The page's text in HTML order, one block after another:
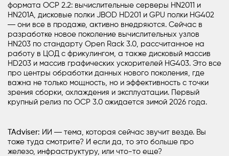
формата OCP 2.2: вычислительные серверы HN2011 и
HN201A, дисковые полки JBOD HD201 и GPU полки HG402
― они все в продаже, активно внедряются. Сейчас в
разработке новое поколение вычислительных узлов
HN203 по стандарту Open Rack 3.0, рассчитанное на
работу в ЦОД с фрикулингом, а также дисковый массив
HD203 и массив графических ускорителей HG403. Это все
про центры обработки данных нового поколения, где
важна не только мощность, но и эффективность с точки
зрения сборки, охлаждения и эксплуатации. Первый
крупный релиз по OCP 3.0 ожидается зимой 2026 года.
TAdviser: ИИ ― тема, которая сейчас звучит везде. Вы
тоже туда смотрите? И если да, то это больше про
железо, инфраструктуру, или что-то еще?